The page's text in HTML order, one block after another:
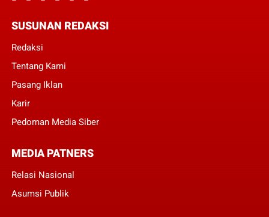
SUSUNAN REDAKSI
Redaksi
Tentang Kami
Pasang Iklan
Karir
Pedoman Media Siber
MEDIA PATNERS
Relasi Nasional
Asumsi Publik